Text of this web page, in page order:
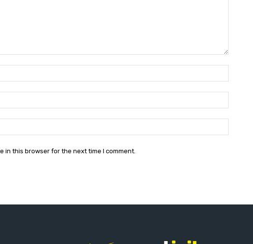
in this browser for the next time I comment.